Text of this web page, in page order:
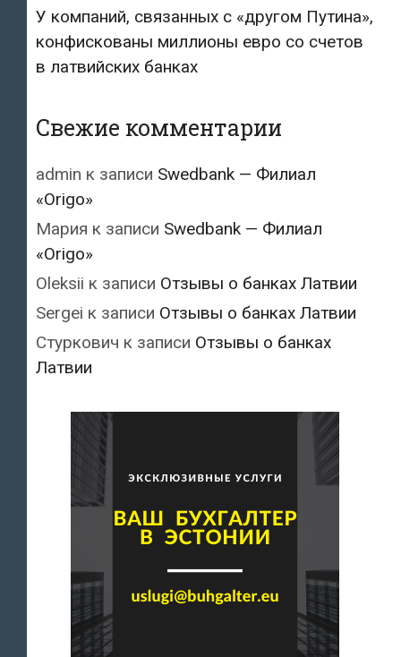
У компаний, связанных с «другом Путина»,
конфискованы миллионы евро со счетов
в латвийских банках
Свежие комментарии
admin к записи Swedbank — Филиал
«Origo»
Мария к записи Swedbank — Филиал
«Origo»
Oleksii к записи Отзывы о банках Латвии
Sergei к записи Отзывы о банках Латвии
Стуркович к записи Отзывы о банках
Латвии